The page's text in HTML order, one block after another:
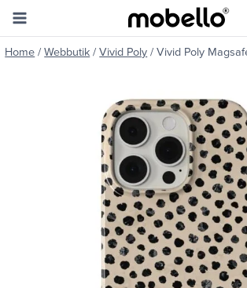
Skip
content
Home / Webbutik / Vivid Poly / Vivid Poly